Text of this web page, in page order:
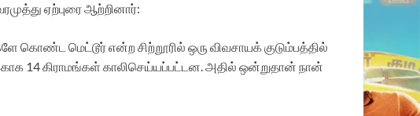
ஏற்புரை ஆற்றினார்:
கொண்ட மெட்டூர் என்ற சிற்றூரில் ஒரு விவசாயக் குடும்பத்தில்
14 கிராமங்கள் காலிசெய்யப்பட்டன. அதில் ஒன்றுதான் நான்